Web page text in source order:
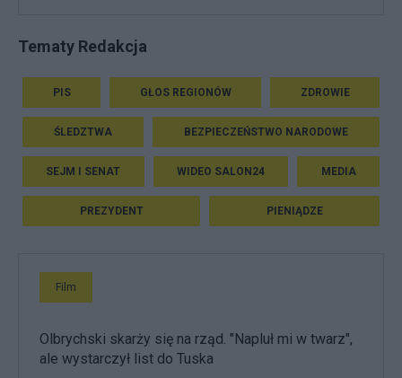
Tematy Redakcja
PIS GŁOS REGIONÓW ZDROWIE
ŚLEDZTWA BEZPIECZEŃSTWO NARODOWE
SEJM I SENAT WIDEO SALON24 MEDIA
PREZYDENT PIENIĄDZE
Film
Olbrychski skarży się na rząd. "Napluł mi w twarz",
ale wystarczył list do Tuska